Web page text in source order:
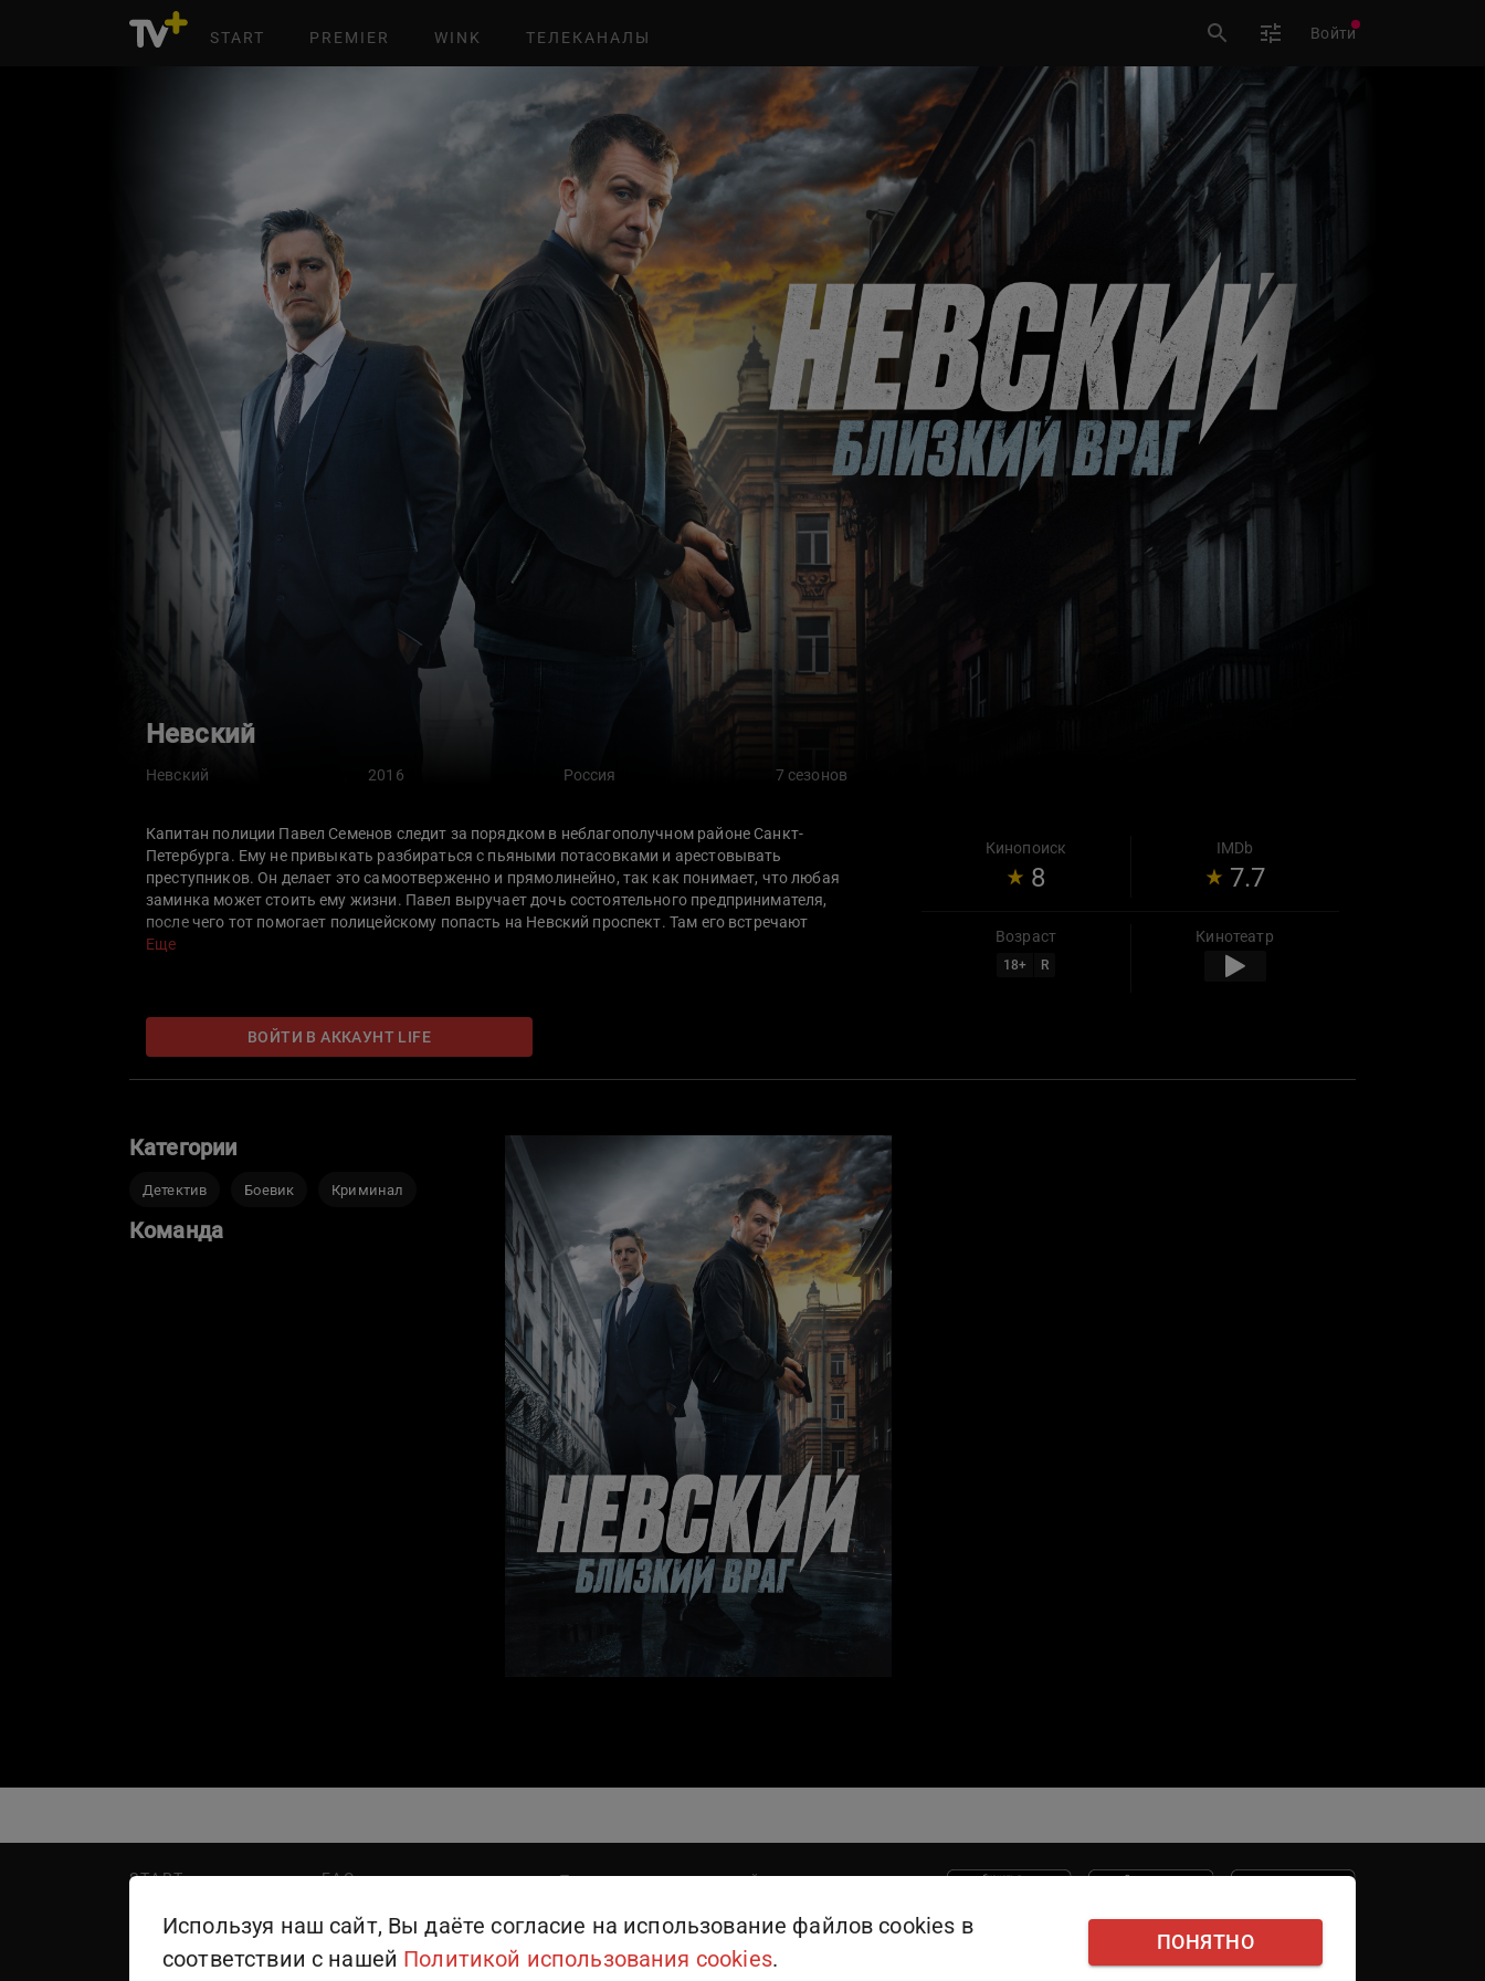
START PREMIER WINK ТЕЛЕКАНАЛЫ Войти
Невский
Невский 2016 Россия 7 сезонов
Капитан полиции Павел Семенов следит за порядком в неблагополучном районе Санкт-
Петербурга. Ему не привыкать разбираться с пьяными потасовками и арестовывать
преступников. Он делает это самоотверженно и прямолинейно, так как понимает, что любая
заминка может стоить ему жизни. Павел выручает дочь состоятельного предпринимателя,
после чего тот помогает полицейскому попасть на Невский проспект. Там его встречают
прохладно, да и сам Семенов не горит желанием сближаться с коллегами-карьеристами. Уже
Еще
Кинопоиск
8
IMDb
7.7
Возраст
18+ R
Кинотеатр
ВОЙТИ В АККАУНТ LIFE
Категории
Детектив Боевик Криминал
Команда
START
FAQ
Поддержка пользователей
Используя наш сайт, Вы даёте согласие на использование файлов cookies в
соответствии с нашей Политикой использования cookies.
ПОНЯТНО